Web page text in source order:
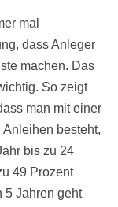
mal
dass Anleger
machen. Das
So zeigt
man mit einer
besteht,
bis zu 24
49 Prozent
5 Jahren geht